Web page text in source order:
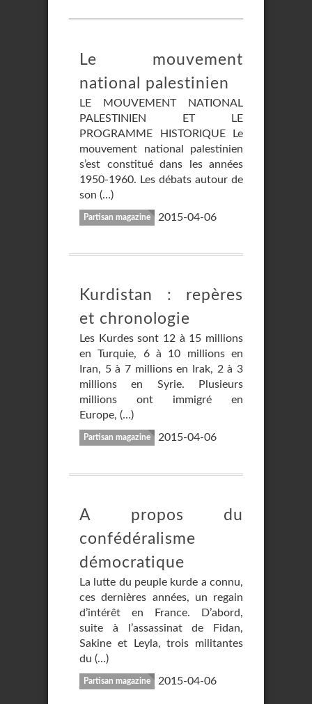
Le mouvement
national palestinien
LE MOUVEMENT NATIONAL
PALESTINIEN ET LE
PROGRAMME HISTORIQUE Le
mouvement national palestinien
s’est constitué dans les années
1950-1960. Les débats autour de
son (…)
Partisan magazine 2015-04-06
Kurdistan : repères
et chronologie
Les Kurdes sont 12 à 15 millions
en Turquie, 6 à 10 millions en
Iran, 5 à 7 millions en Irak, 2 à 3
millions en Syrie. Plusieurs
millions ont immigré en
Europe, (…)
Partisan magazine 2015-04-06
A propos du
confédéralisme
démocratique
La lutte du peuple kurde a connu,
ces dernières années, un regain
d’intérêt en France. D’abord,
suite à l’assassinat de Fidan,
Sakine et Leyla, trois militantes
du (…)
Partisan magazine 2015-04-06